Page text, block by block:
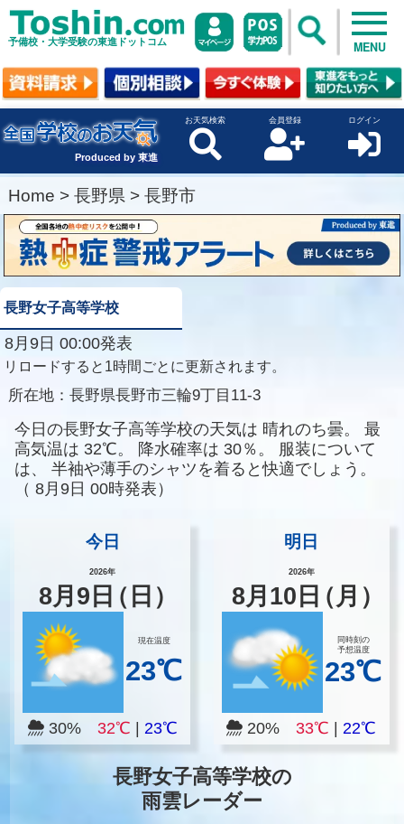
予備校・大学受験の東進ドットコム MENU
Produced by 東進
お天気検索 会員登録 ログイン
Home > 長野県 > 長野市
長野女子高等学校
8月9日 00:00発表
リロードすると1時間ごとに更新されます。
所在地： 長野県長野市三輪9丁目11-3
今日の長野女子高等学校の天気は 晴れのち曇。
最
高気温は 32℃。 降水確率は 30％。
服装について
は、
半袖や薄手のシャツを着ると快適でしょう。
（ 8月9日 00時発表）
今日
2026年
8月 9 日（日）
現在温度
23℃
30% 32℃ 23℃
明日
2026年
8月 10 日（月）
同時刻の
予想温度
23℃
20% 33℃ |22℃
長野女子高等学校の
雨雲レーダー